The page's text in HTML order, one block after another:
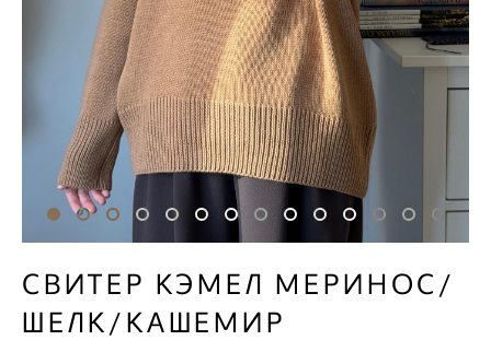
СВИТЕР КЭМЕЛ МЕРИНОС/
ШЕЛК/КАШЕМИР